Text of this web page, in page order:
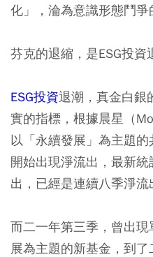
化」，淪為意識形態鬥爭
芬克的退縮，是ESG投資
ESG投資退潮，真金白銀
實的指標，根據晨星（
以「永續發展」為主題
開始出現淨流出，最新
出，已經是連續八季淨流
而二一年第三季，曾出
展為主題的新基金，到